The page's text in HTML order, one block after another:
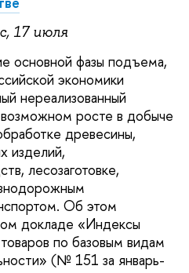
17 июля
основной фазы подъема,
экономики
нереализованный
росте в добыче
древесины,
изделий,
лесозаготовке,
Об этом
докладе «Индексы
по базовым видам
(№ 151 за январь-